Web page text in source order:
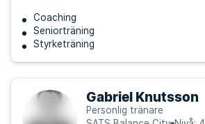
Coaching
Seniorträning
Styrketräning
Gabriel Knutsson
Personlig tränare